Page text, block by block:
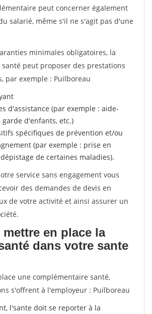
peut concerner également
salarié, même s'il ne s'agit pas d'une
minimales obligatoires, la
peut proposer des prestations
par exemple : Puilboreau
d'assistance (par exemple : aide-
garde d'enfants, etc.)
spécifiques de prévention et/ou
(par exemple : prise en
de certaines maladies).
service sans engagement vous
des demandes de devis en
de votre activité et ainsi assurer un
mettre en place la
dans votre sante
une complémentaire santé,
s'offrent à l'employeur : Puilboreau
l'sante doit se reporter à la